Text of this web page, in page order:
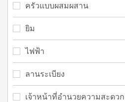
ครัวแบบผสมผสาน
ยิม
ไฟฟ้า
ลานระเบียง
เจ้าหน้าที่อำนวยความสะดวก